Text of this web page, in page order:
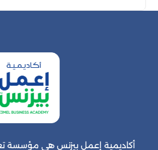
أكاديمية إعمل بيزنس هي مؤسسة